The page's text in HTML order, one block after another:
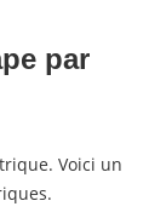
par
Voici un